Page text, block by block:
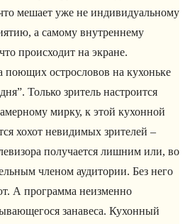
мешает уже не индивидуальному
а самому внутреннему
происходит на экране.
поющих острословов на кухоньке
Только зритель настроится
мирку, к этой кухонной
хохот невидимых зрителей –
получается лишним или, во
членом аудитории. Без него
А программа неизменно
занавеса. Кухонный